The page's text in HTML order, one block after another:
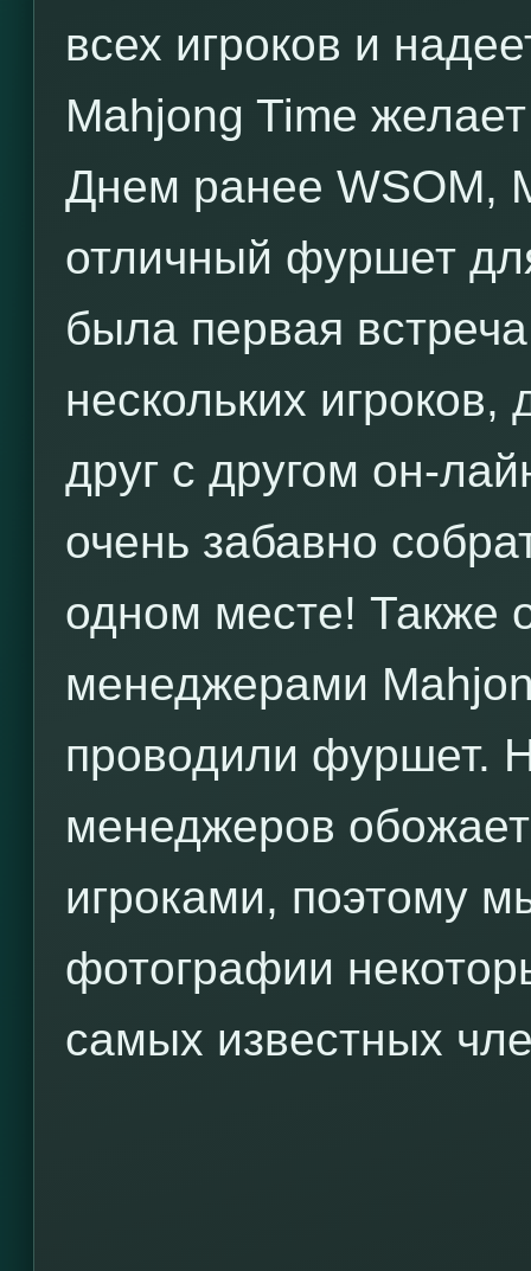
всех игроков и
Mahjong Time
Днем ранее WSOM,
отличный фуршет
была первая
нескольких игроков,
друг с другом он-
очень забавно
одном месте! Также
менеджерами
проводили фуршет.
менеджеров
игроками, поэтому
фотографии
самых известных